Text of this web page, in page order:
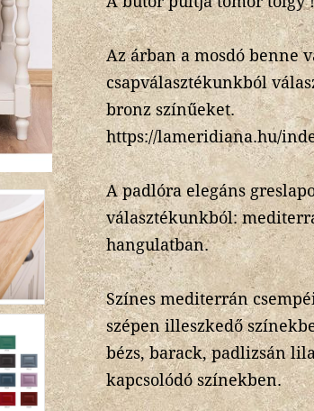
Az árban a mosdó benne
csapválasztékunkból
bronz színűeket.
https://lameridiana.hu/
A padlóra elegáns
választékunkból:
hangulatban.
Színes mediterrán
szépen illeszkedő
bézs, barack, padlizsán
kapcsolódó színekben.